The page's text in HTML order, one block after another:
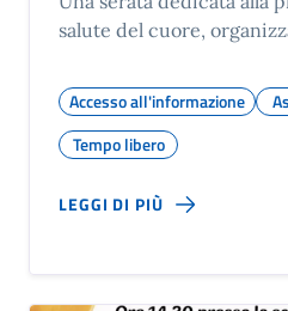
salute del cuore,
Accesso all'informazione
Tempo libero
LEGGI DI PIÙ